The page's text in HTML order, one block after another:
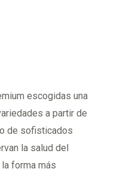
escogidas una
a partir de
de sofisticados
la salud del
forma más